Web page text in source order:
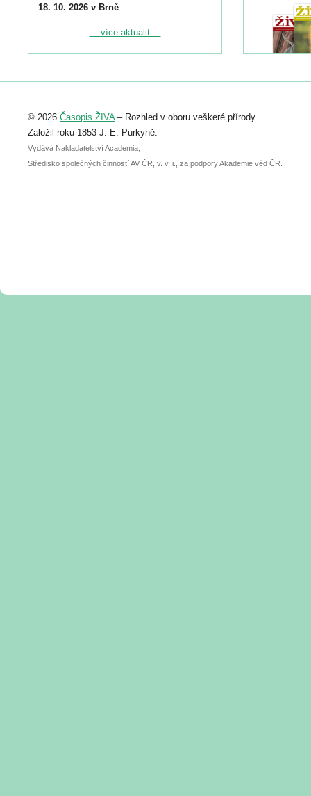
18. 10. 2026 v Brně.
Podrobnější informace ke konferenci
Registrovat se můžete do 6. září.
abstraktu přihlášené přednášky nebo
posteru je už 30. června.
... více aktualit ...
© 2026 Časopis ŽIVA– Rozhled v oboru veškeré přírody.
Založil roku 1853 J. E. Purkyně.
Vydává Nakladatelství Academia,
Středisko společných činností AV ČR, v. v. i., za podpory Akademie věd ČR.